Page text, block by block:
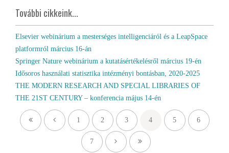
További cikkeink...
Elsevier webinárium a mesterséges intelligenciáról és a LeapSpace
platformról március 16-án
Springer Nature webinárium a kutatásértékelésről március 19-én
Idősoros használati statisztika intézményi bontásban, 2020-2025
THE MODERN RESEARCH AND SPECIAL LIBRARIES OF
THE 21ST CENTURY – konferencia május 14-én
1 2 3 4 5 6
7